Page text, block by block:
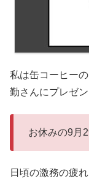
私は缶コーヒー
勤さんにプレゼン
お休みの9月
日頃の激務の疲